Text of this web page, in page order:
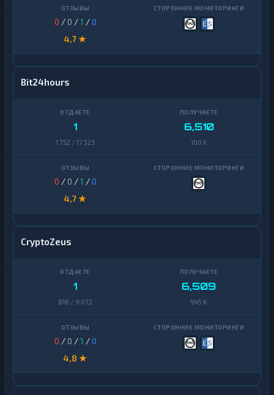
0 / 0 /1 /0
4,7 ★
Bit24hours
1
1 752 / 17 523
6,510
100 K
0 / 0 /1 /0
4,7 ★
CryptoZeus
1
816 / 9 072
6,509
945 K
0 / 0 /1 /0
4,8 ★